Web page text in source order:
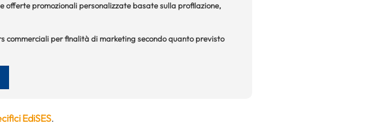
offerte promozionali personalizzate basate sulla profilazione,
commerciali per finalità di marketing secondo quanto previsto
EdiSES.